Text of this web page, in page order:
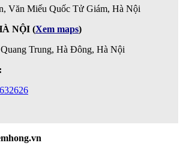
Văn Miếu Quốc Tử Giám, Hà Nội
NỘI (Xem maps)
Trung, Hà Đông, Hà Nội